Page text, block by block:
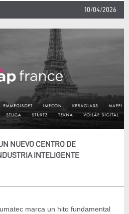
10/04/2026
NUEVO CENTRO DE
INTELIGENTE
marca un hito fundamental